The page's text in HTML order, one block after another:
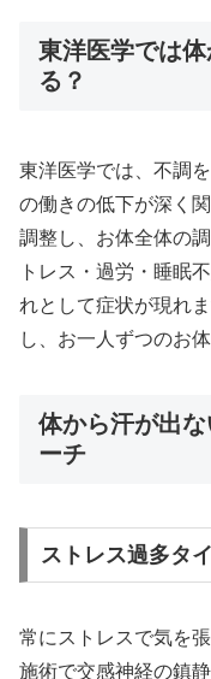
東洋医学では
る？
東洋医学では、不調
の働きの低下が深く
調整し、お体全体の
トレス・過労・睡眠
れとして症状が現れ
し、お一人ずつのお
体から汗が出
ーチ
ストレス過多タ
常にストレスで気を
施術で交感神経の鎮